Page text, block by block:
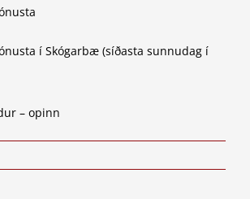
í Skógarbæ (síðasta sunnudag í
– opinn